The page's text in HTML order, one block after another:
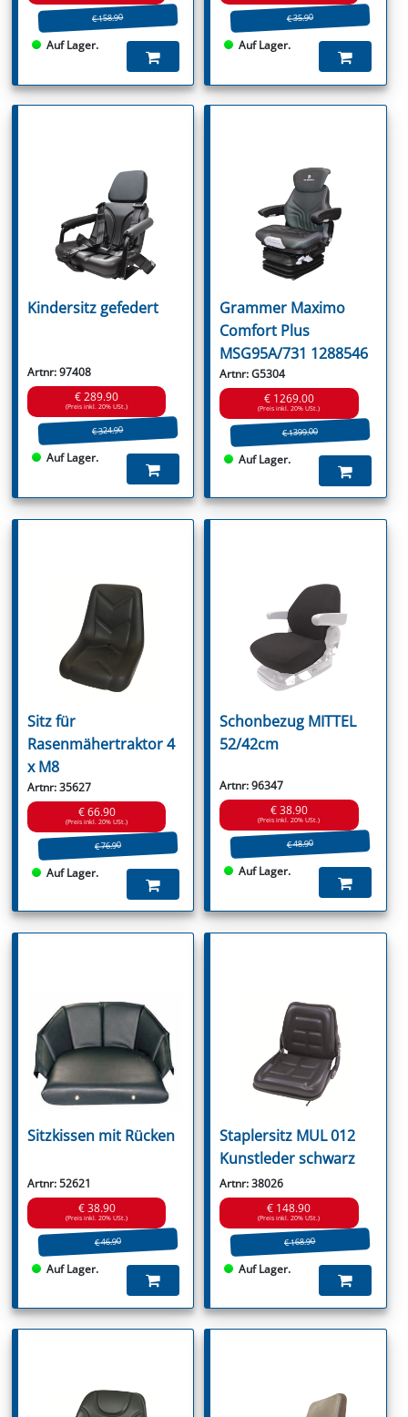
€ 158.90
Auf Lager.
€ 35.90
Auf Lager.
Kindersitz gefedert
Artnr: 97408
€ 289.90
(Preis inkl. 20% USt.)
€ 324.90
Auf Lager.
Grammer Maximo
Comfort Plus
MSG95A/731 1288546
Artnr: G5304
€ 1269.00
(Preis inkl. 20% USt.)
€ 1399.00
Auf Lager.
Sitz für
Rasenmähertraktor 4
x M8
Artnr: 35627
€ 66.90
(Preis inkl. 20% USt.)
€ 76.90
Auf Lager.
Schonbezug MITTEL
52/42cm
Artnr: 96347
€ 38.90
(Preis inkl. 20% USt.)
€ 48.90
Auf Lager.
Sitzkissen mit Rücken
Artnr: 52621
€ 38.90
(Preis inkl. 20% USt.)
€ 46.90
Auf Lager.
Staplersitz MUL 012
Kunstleder schwarz
Artnr: 38026
€ 148.90
(Preis inkl. 20% USt.)
€ 168.90
Auf Lager.